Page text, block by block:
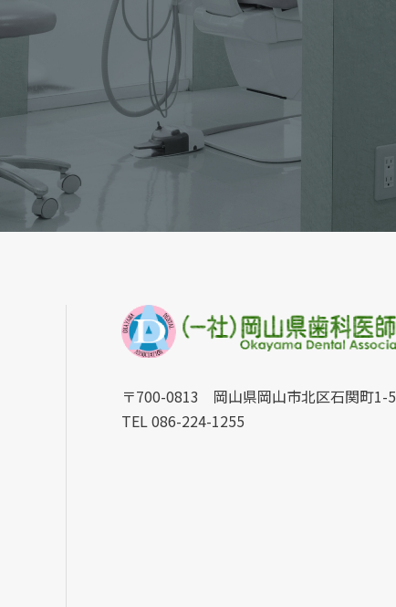
〒700-0813 岡山県岡山市北区石関町1-5
TEL 086-224-1255